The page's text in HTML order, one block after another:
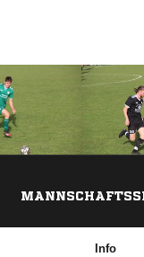
Info